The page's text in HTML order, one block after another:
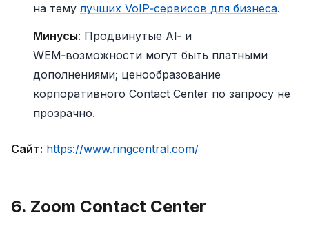
на тему лучших VoIP‑сервисов для бизнеса.
Минусы: Продвинутые AI‑ и
WEM‑возможности могут быть платными
дополнениями; ценообразование
корпоративного Contact Center по запросу не
прозрачно.
Сайт: https://www.ringcentral.com/
6. Zoom Contact Center